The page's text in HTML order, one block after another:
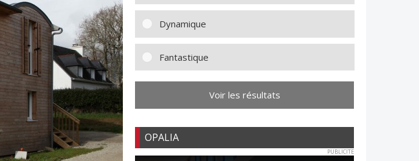
Dynamique
Fantastique
Voir les résultats
OPALIA
PUBLICITE